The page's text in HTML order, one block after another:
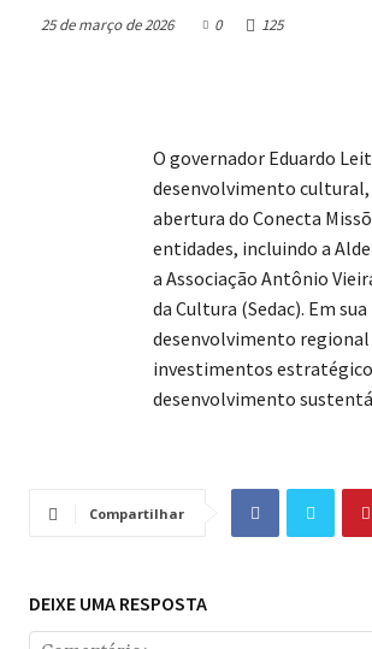
25 de março de 2026 0 125
O governador Eduardo
desenvolvimento cultural,
abertura do Conecta
entidades, incluindo a
a Associação Antônio
da Cultura (Sedac). Em
desenvolvimento regional
investimentos
desenvolvimento
Compartilhar
DEIXE UMA RESPOSTA